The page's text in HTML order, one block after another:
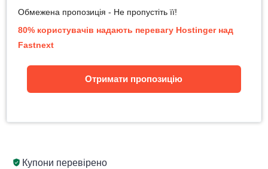
Купони перевірено
Обмежена пропозиція - Не пропустіть її!
80% користувачів надають перевагу Hostinger над
Fastnext
Отримати пропозицію